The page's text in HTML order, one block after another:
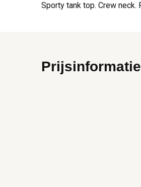
Sporty tank top. Crew neck.
Prijsinformatie